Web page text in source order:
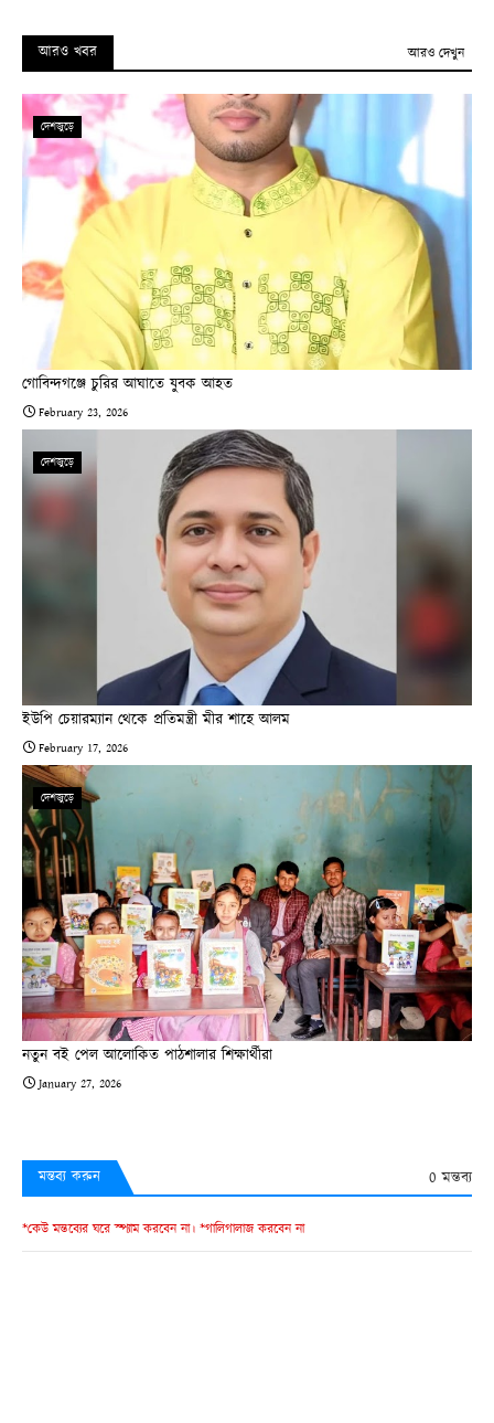
আরও খবর আরও দেখুন
দেশজুড়ে
গোবিন্দগঞ্জে চুরির আঘাতে যুবক আহত
February 23, 2026
দেশজুড়ে
ইউপি চেয়ারম্যান থেকে প্রতিমন্ত্রী মীর শাহে আলম
February 17, 2026
দেশজুড়ে
নতুন বই পেল আলোকিত পাঠশালার শিক্ষার্থীরা
January 27, 2026
মন্তব্য করুন 0 মন্তব্য
*কেউ মন্তব্যের ঘরে স্প্যাম করবেন না। *গালিগালাজ করবেন না